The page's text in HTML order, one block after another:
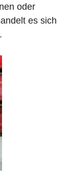
oder
es sich
.